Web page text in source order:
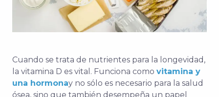
Cuando se trata de nutrientes para la longevidad,
la vitamina D es vital. Funciona como vitamina y
una hormonay no sólo es necesario para la salud
ósea, sino que también desempeña un papel